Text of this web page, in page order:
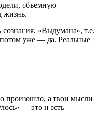
объемную
жизнь.
сознания. «Выдумана», т.е.
уже — да. Реальные
произошло, а твои мысли
— это и есть